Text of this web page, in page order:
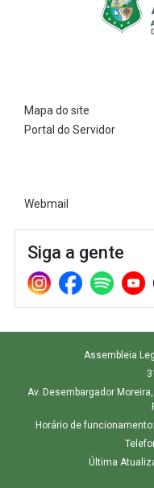
Mapa do site
Portal do Servidor
Webmail
Siga a gente
Assembleia
Av. Desembargador
Horário de
Última